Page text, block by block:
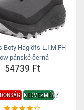
Boty Haglöfs L.I.M FH
pánské černá
54739 Ft
KEDVEZMÉNY